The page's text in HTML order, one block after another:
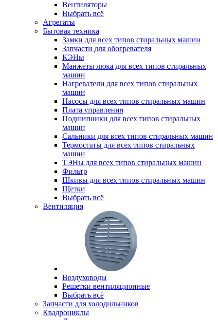
Вентиляторы
Выбрать всё
Агрегаты
Бытовая техника
Замки для всех типов стиральных машин
Запчасти для обогревателя
КЭНы
Манжеты люка для всех типов стиральных
машин
Нагреватели для всех типов стиральных
машин
Насосы для всех типов стиральных машин
Плата управления
Подшипники для всех типов стиральных
машин
Сальники для всех типов стиральных машин
Термостаты для всех типов стиральных
машин
ТЭНы для всех типов стиральных машин
Фильтр
Шкивы для всех типов стиральных машин
Щетки
Выбрать всё
Вентиляция
Воздуховоды
Решетки вентиляционные
Выбрать всё
Запчасти для холодильников
Квадроциклы